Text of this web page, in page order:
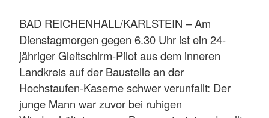
BAD REICHENHALL/KARLSTEIN – Am
Dienstagmorgen gegen 6.30 Uhr ist ein 24-
jähriger Gleitschirm-Pilot aus dem inneren
Landkreis auf der Baustelle an der
Hochstaufen-Kaserne schwer verunfallt: Der
junge Mann war zuvor bei ruhigen